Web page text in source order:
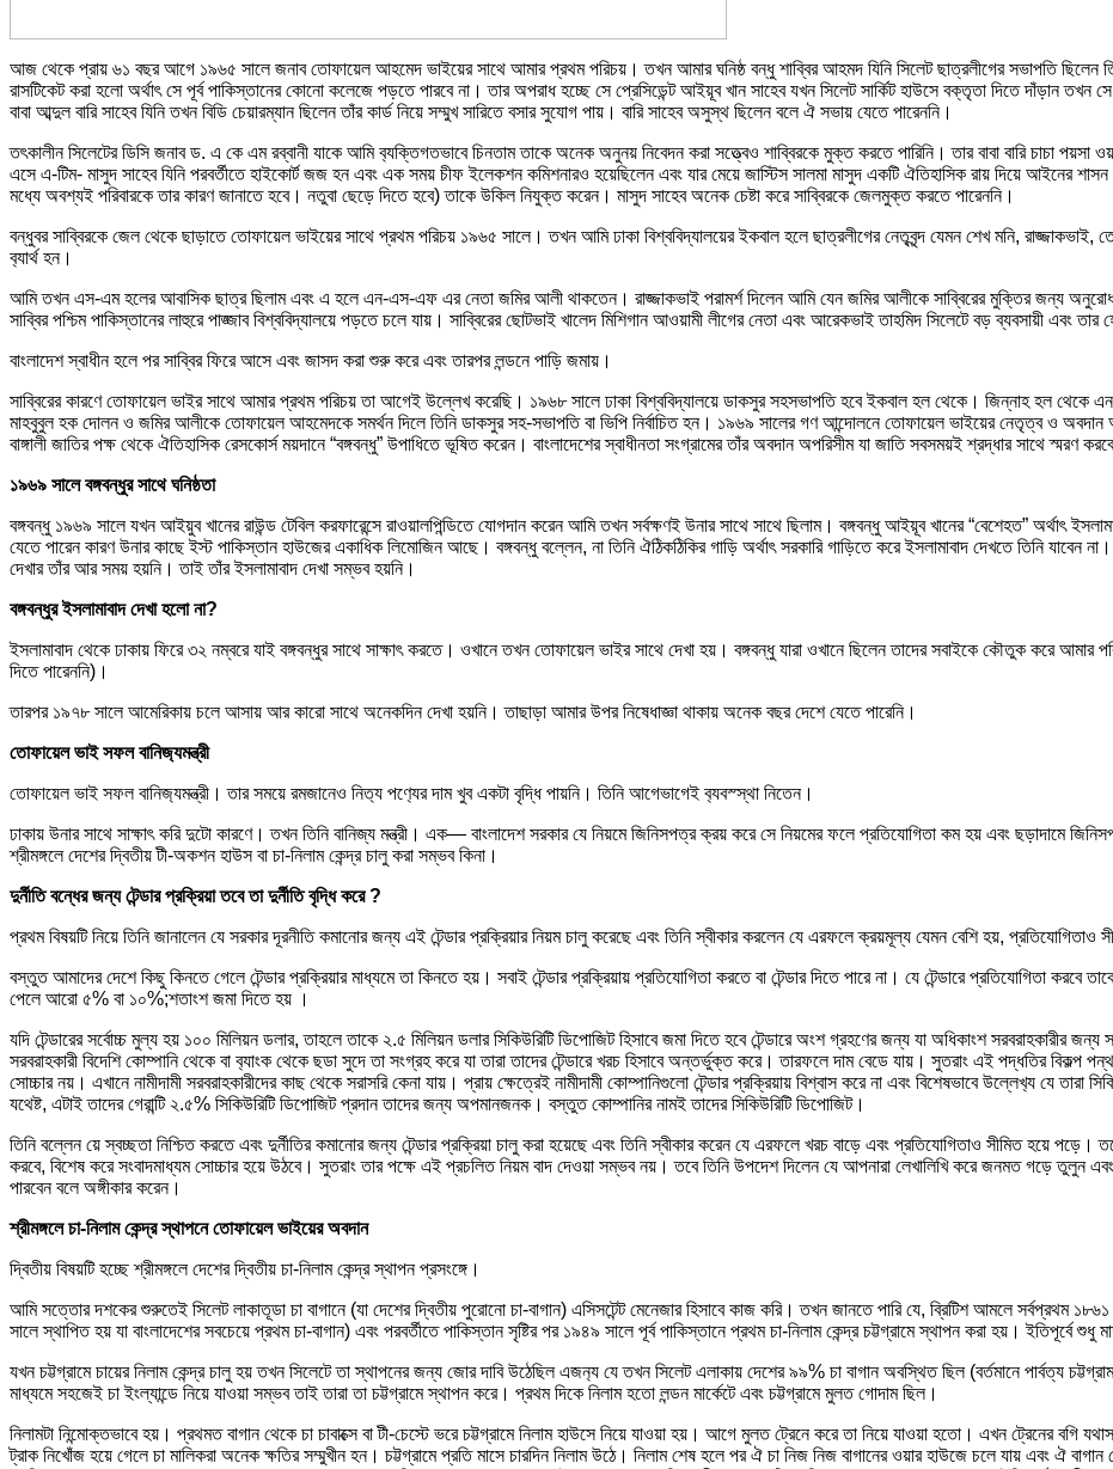
আজ থেকে প্রায় ৬১ বছর আগে ১৯৬৫ সালে জনাব তোফায়েল আহমেদ ভাইয়ের সাথে আমার প্রথম পরিচয়। তখন আমার ঘনিষ্ঠ বন্ধু শাব্বির আহমদ যিনি সিলেট ছাত্রলীগের সভাপতি ছিলেন
রাসটিকেট করা হলো অর্থাৎ সে পূর্ব পাকিস্তানের কোনো কলেজে পড়তে পারবে না। তার অপরাধ হচ্ছে সে প্রেসিডেন্ট আইয়ূব খান সাহেব যখন সিলেট সার্কিট হাউসে বক্তৃতা দিতে দাঁড়ান
বাবা আব্দুল বারি সাহেব যিনি তখন বিডি চেয়ারম্যান ছিলেন তাঁর কার্ড নিয়ে সম্মুখ সারিতে বসার সুযোগ পায়। বারি সাহেব অসুস্থ ছিলেন বলে ঐ সভায় যেতে পারেননি।
তৎকালীন সিলেটের ডিসি জনাব ড. এ কে এম রব্বানী যাকে আমি ব‍্যক্তিগতভাবে চিনতাম তাকে অনেক অনুনয় নিবেদন করা সত্ত্বেও শাব্বিরকে মুক্ত করতে পারিনি। তার বাবা বারি চাচা পয়সা
এসে এ-টিম- মাসুদ সাহেব যিনি পরবর্তীতে হাইকোর্ট জজ হন এবং এক সময় চীফ ইলেকশন কমিশনারও হয়েছিলেন এবং যার মেয়ে জাস্টিস সালমা মাসুদ একটি ঐতিহাসিক রায় দিয়ে আইনের শাসন
মধ্যে অবশ্যই পরিবারকে তার কারণ জানাতে হবে। নতুবা ছেড়ে দিতে হবে) তাকে উকিল নিযুক্ত করেন। মাসুদ সাহেব অনেক চেষ্টা করে সাব্বিরকে জেলমুক্ত করতে পারেননি।
বন্ধুবর সাব্বিরকে জেল থেকে ছাড়াতে তোফায়েল ভাইয়ের সাথে প্রথম পরিচয় ১৯৬৫ সালে। তখন আমি ঢাকা বিশ্ববিদ্যালয়ের ইকবাল হলে ছাত্রলীগের নেতৃবৃন্দ যেমন শেখ মনি,
ব‍্যার্থ হন।
আমি তখন এস-এম হলের আবাসিক ছাত্র ছিলাম এবং এ হলে এন-এস-এফ এর নেতা জমির আলী থাকতেন। রাজ্জাকভাই পরামর্শ দিলেন আমি যেন জমির আলীকে সাব্বিরের মুক্তির জন্য
সাব্বির পশ্চিম পাকিস্তানের লাহুরে পাঙ্জাব বিশ্ববিদ্যালয়ে পড়তে চলে যায়। সাব্বিরের ছোটভাই খালেদ মিশিগান আওয়ামী লীগের নেতা এবং আরেকভাই তাহমিদ সিলেটে বড় ব্যবসায়ী এবং
বাংলাদেশ স্বাধীন হলে পর সাব্বির ফিরে আসে এবং জাসদ করা শুরু করে এবং তারপর লন্ডনে পাড়ি জমায়।
সাব্বিরের কারণে তোফায়েল ভাইর সাথে আমার প্রথম পরিচয় তা আগেই উল্লেখ করেছি। ১৯৬৮ সালে ঢাকা বিশ্ববিদ্যালয়ে ডাকসুর সহসভাপতি হবে ইকবাল হল থেকে। জিন্নাহ হল থেকে
মাহবুবুল হক দোলন ও জমির আলীকে তোফায়েল আহমেদকে সমর্থন দিলে তিনি ডাকসুর সহ-সভাপতি বা ভিপি নির্বাচিত হন। ১৯৬৯ সালের গণ আন্দোলনে তোফায়েল ভাইয়ের নেতৃত্ব ও
বাঙ্গালী জাতির পক্ষ থেকে ঐতিহাসিক রেসকোর্স ময়দানে “বঙ্গবন্ধু” উপাধিতে ভূষিত করেন। বাংলাদেশের স্বাধীনতা সংগ্রামের তাঁর অবদান অপরিসীম যা জাতি সবসময়ই শ্রদ্ধার সাথে
১৯৬৯ সালে বঙ্গবন্ধুর সাথে ঘনিষ্ঠতা
বঙ্গবন্ধু ১৯৬৯ সালে যখন আইয়ুব খানের রাউন্ড টেবিল করফারেন্সে রাওয়ালপিন্ডিতে যোগদান করেন আমি তখন সর্বক্ষণই উনার সাথে সাথে ছিলাম। বঙ্গবন্ধু আইয়ূব খানের “বেশেহত” অর্থাৎ
যেতে পারেন কারণ উনার কাছে ইস্ট পাকিস্তান হাউজের একাধিক লিমোজিন আছে। বঙ্গবন্ধু বল্লেন, না তিনি ঐঠিকঠিকির গাড়ি অর্থাৎ সরকারি গাড়িতে করে ইসলামাবাদ দেখতে তিনি
দেখার তাঁর আর সময় হয়নি। তাই তাঁর ইসলামাবাদ দেখা সম্ভব হয়নি।
বঙ্গবন্ধুর ইসলামাবাদ দেখা হলো না?
ইসলামাবাদ থেকে ঢাকায় ফিরে ৩২ নম্বরে যাই বঙ্গবন্ধুর সাথে সাক্ষাৎ করতে। ওখানে তখন তোফায়েল ভাইর সাথে দেখা হয়। বঙ্গবন্ধু যারা ওখানে ছিলেন তাদের সবাইকে কৌতুক করে আমার
দিতে পারেননি)।
তারপর ১৯৭৮ সালে আমেরিকায় চলে আসায় আর কারো সাথে অনেকদিন দেখা হয়নি। তাছাড়া আমার উপর নিষেধাজ্ঞা থাকায় অনেক বছর দেশে যেতে পারেনি।
তোফায়েল ভাই সফল বানিজ‍্যমন্ত্রী
তোফায়েল ভাই সফল বানিজ‍্যমন্ত্রী। তার সময়ে রমজানেও নিত‍্য পণ‍্যের দাম খুব একটা বৃদ্ধি পায়নি। তিনি আগেভাগেই ব‍্যবস্স্থা নিতেন।
ঢাকায় উনার সাথে সাক্ষাৎ করি দুটো কারণে। তখন তিনি বানিজ্য মন্ত্রী। এক— বাংলাদেশ সরকার যে নিয়মে জিনিসপত্র ক্রয় করে সে নিয়মের ফলে প্রতিযোগিতা কম হয় এবং ছড়াদামে
শ্রীমঙ্গলে দেশের দ্বিতীয় টী-অকশন হাউস বা চা-নিলাম কেন্দ্র চালু করা সম্ভব কিনা।
দুর্নীতি বন্ধের জন্য টেন্ডার প্রক্রিয়া তবে তা দুর্নীতি বৃদ্ধি করে ?
প্রথম বিষয়টি নিয়ে তিনি জানালেন যে সরকার দূরনীতি কমানোর জন্য এই টেন্ডার প্রক্রিয়ার নিয়ম চালু করেছে এবং তিনি স্বীকার করলেন যে এরফলে ক্রয়মূল্য যেমন বেশি হয়, প্রতিযোগিতাও
বস্তুত আমাদের দেশে কিছু কিনতে গেলে টেন্ডার প্রক্রিয়ার মাধ্যমে তা কিনতে হয়। সবাই টেন্ডার প্রক্রিয়ায় প্রতিযোগিতা করতে বা টেন্ডার দিতে পারে না। যে টেন্ডারে প্রতিযোগিতা করবে
পেলে আরো ৫% বা ১০%;শতাংশ জমা দিতে হয় ।
যদি টেন্ডারের সর্বোচ্চ মুল্য হয় ১০০ মিলিয়ন ডলার, তাহলে তাকে ২.৫ মিলিয়ন ডলার সিকিউরিটি ডিপোজিট হিসাবে জমা দিতে হবে টেন্ডারে অংশ গ্রহণের জন্য যা অধিকাংশ সরবরাহকারীর
সরবরাহকারী বিদেশি কোম্পানি থেকে বা ব‍্যাংক থেকে ছডা সুদে তা সংগ্রহ করে যা তারা তাদের টেন্ডারে খরচ হিসাবে অন্তর্ভুক্ত করে। তারফলে দাম বেডে যায়। সুতরাং এই পদ্ধতির
সোচ্চার নয়। এখানে নামীদামী সরবরাহকারীদের কাছ থেকে সরাসরি কেনা যায়। প্রায় ক্ষেত্রেই নামীদামী কোম্পানিগুলো টেন্ডার প্রক্রিয়ায় বিশ্বাস করে না এবং বিশেষভাবে উল্লেখ‍্য যে তারা
যথেষ্ট, এটাই তাদের গেরান্টি ২.৫% সিকিউরিটি ডিপোজিট প্রদান তাদের জন্য অপমানজনক। বস্তুত কোম্পানির নামই তাদের সিকিউরিটি ডিপোজিট।
তিনি বল্লেন য়ে স্বচ্ছতা নিশ্চিত করতে এবং দুর্নীতির কমানোর জন্য টেন্ডার প্রক্রিয়া চালু করা হয়েছে এবং তিনি স্বীকার করেন যে এরফলে খরচ বাড়ে এবং প্রতিযোগিতাও সীমিত হয়ে
করবে, বিশেষ করে সংবাদমাধ্যম সোচ্চার হয়ে উঠবে। সুতরাং তার পক্ষে এই প্রচলিত নিয়ম বাদ দেওয়া সম্ভব নয়। তবে তিনি উপদেশ দিলেন যে আপনারা লেখালিখি করে জনমত গড়ে তুলুন
পারবেন বলে অঙ্গীকার করেন।
শ্রীমঙ্গলে চা-নিলাম কেন্দ্র স্থাপনে তোফায়েল ভাইয়ের অবদান
দ্বিতীয় বিষয়টি হচ্ছে শ্রীমঙ্গলে দেশের দ্বিতীয় চা-নিলাম কেন্দ্র স্থাপন প্রসংঙ্গে।
আমি সত্তোর দশকের শুরুতেই সিলেট লাকাতূডা চা বাগানে (যা দেশের দ্বিতীয় পুরোনো চা-বাগান) এসিসটেন্ট মেনেজার হিসাবে কাজ করি। তখন জানতে পারি যে, ব্রিটিশ আমলে সর্বপ্রথম ১৮৬১
সালে স্থাপিত হয় যা বাংলাদেশের সবচেয়ে প্রথম চা-বাগান) এবং পরবর্তীতে পাকিস্তান সৃষ্টির পর ১৯৪৯ সালে পূর্ব পাকিস্তানে প্রথম চা-নিলাম কেন্দ্র চট্টগ্রামে স্থাপন করা হয়। ইতিপূর্বে শুধু
যখন চট্টগ্রামে চায়ের নিলাম কেন্দ্র চালু হয় তখন সিলেটে তা স্থাপনের জন্য জোর দাবি উঠেছিল এজন‍্য যে তখন সিলেট এলাকায় দেশের ৯৯% চা বাগান অবস্থিত ছিল (বর্তমানে পার্বত্য‍
মাধ্যমে সহজেই চা ইংল্যান্ডে নিয়ে যাওয়া সম্ভব তাই তারা তা চট্টগ্রামে স্থাপন করে। প্রথম দিকে নিলাম হতো লন্ডন মার্কেটে এবং চট্টগ্রামে মুলত গোদাম ছিল।
নিলামটা নিন্মোক্তভাবে হয়। প্রথমত বাগান থেকে চা চাবাক্সে বা টী-চেস্টে ভরে চট্টগ্রামে নিলাম হাউসে নিয়ে যাওয়া হয়। আগে মুলত ট্রেনে করে তা নিয়ে যাওয়া হতো। এখন ট্রেনের বগি
ট্রাক নিখোঁজ হয়ে গেলে চা মালিকরা অনেক ক্ষতির সম্মুখীন হন। চট্টগ্রামে প্রতি মাসে চারদিন নিলাম উঠে। নিলাম শেষ হলে পর ঐ চা নিজ নিজ বাগানের ওয়ার হাউজে চলে যায় এবং ঐ